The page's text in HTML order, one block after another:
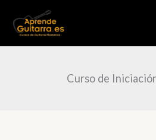
contenido
Curso de